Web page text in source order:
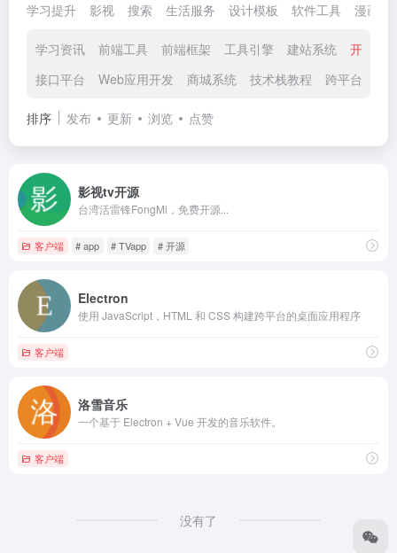
学习提升 影视 搜索 生活服务 设计模板 软件工具 漫画小
学习资讯 前端工具 前端框架 工具引擎 建站系统
开源项
接口平台
Web应用开发 商城系统 技术栈教程 跨平台
排序 发布 更新 浏览 点赞
影视tv开源
台湾活雷锋FongMi，免费开源...
客户端 # app # TVapp # 开源
Electron
使用 JavaScript，HTML 和 CSS 构建跨平台的桌面应用程序
客户端
洛雪音乐
一个基于 Electron + Vue 开发的音乐软件。
客户端
没有了